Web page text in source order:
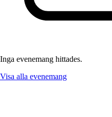
Inga evenemang hittades.
Visa alla evenemang